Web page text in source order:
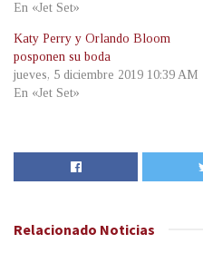
En «Jet Set»
Katy Perry y Orlando Bloom
posponen su boda
jueves, 5 diciembre 2019 10:39 AM
En «Jet Set»
Relacionado Noticias